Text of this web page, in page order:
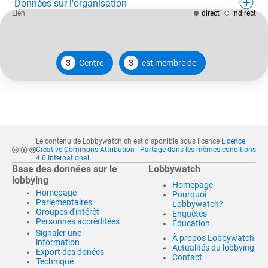
Données sur l'organisation
3 Centre 3 est membre de
Lien direct indirect
Le contenu de Lobbywatch.ch est disponible sous licence Licence
Creative Commons Attribution - Partage dans les mêmes conditions
4.0 International .
Base des données sur le
lobbying
Homepage
Parlementaires
Groupes d'intérêt
Personnes accréditées
Signaler une
information
Export des donées
Technique
Lobbywatch
Homepage
Pourquoi
Lobbywatch?
Enquêtes
Éducation
À propos Lobbywatch
Actualités du lobbying
Contact